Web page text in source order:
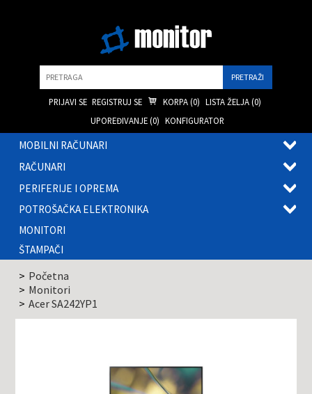
PRIJAVI SE REGISTRUJ SE KORPA (0) LISTA ŽELJA (0)
UPOREĐIVANJE (0) KONFIGURATOR
MOBILNI RAČUNARI
RAČUNARI
PERIFERIJE I OPREMA
POTROŠAČKA ELEKTRONIKA
MONITORI
ŠTAMPAČI
Početna
Monitori
Acer SA242YP1